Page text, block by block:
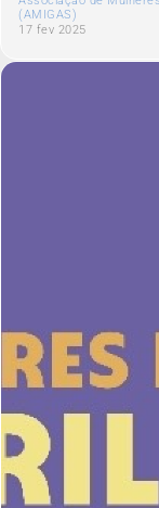
(AMIGAS)
17 fev 2025